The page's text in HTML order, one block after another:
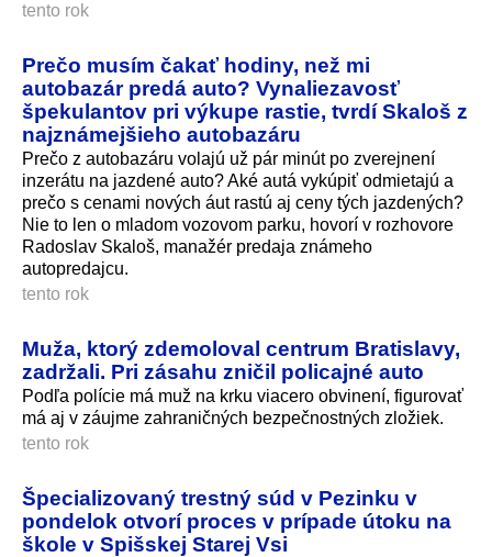
tento rok
Prečo musím čakať hodiny, než mi
autobazár predá auto? Vynaliezavosť
špekulantov pri výkupe rastie, tvrdí Skaloš z
najznámejšieho autobazáru
Prečo z autobazáru volajú už pár minút po zverejnení
inzerátu na jazdené auto? Aké autá vykúpiť odmietajú a
prečo s cenami nových áut rastú aj ceny tých jazdených?
Nie to len o mladom vozovom parku, hovorí v rozhovore
Radoslav Skaloš, manažér predaja známeho
autopredajcu.
tento rok
Muža, ktorý zdemoloval centrum Bratislavy,
zadržali. Pri zásahu zničil policajné auto
Podľa polície má muž na krku viacero obvinení, figurovať
má aj v záujme zahraničných bezpečnostných zložiek.
tento rok
Špecializovaný trestný súd v Pezinku v
pondelok otvorí proces v prípade útoku na
škole v Spišskej Starej Vsi